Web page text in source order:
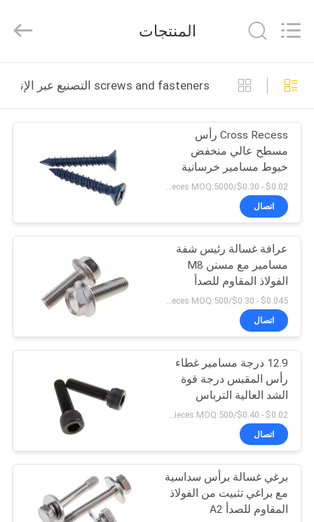
الصفحة
الرئيسية
منتجات
معلومات
جولة
المعمل
مراقبة
الجودة
خريطة
الموقع
PRIVACY
POLICY
LTD.
المنتجات
screws and fasteners التصنيع عبر الإنترنت
Cross Recess رأس
مسطح عالي منخفض
خيوط مسامير خرسانية
كونفست مربعة نقطة
مخروط
$0.02 - $0.30/pieces MOQ:5000 قطعة
اتصال
عرافة غسالة رئيس شفة
مسامير مع مسنن M8
الفولاذ المقاوم للصدأ
السحابة
اتصال
12.9 درجة مسامير غطاء
رأس المقبس درجة قوة
الشد العالية الترباس
الإنشائي
اتصال
برغي غسالة برأس سداسية
مع براغي تثبيت من الفولاذ
المقاوم للصدأ A2